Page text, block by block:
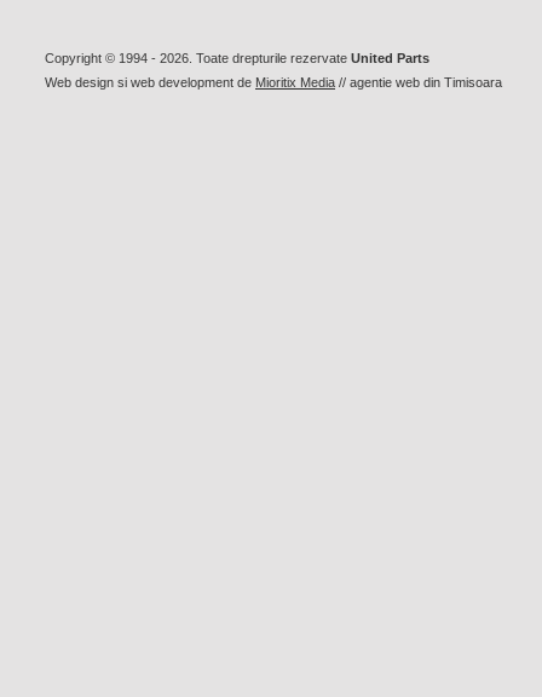
Copyright © 1994 - 2026. Toate drepturile rezervate United Parts
Web design si web development de Mioritix Media // agentie web din Timisoara